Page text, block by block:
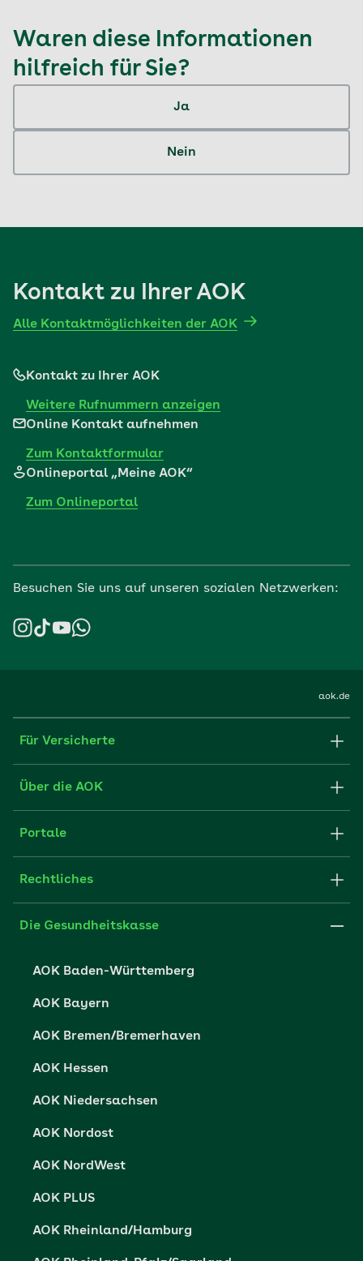
Waren diese Informationen
hilfreich für Sie?
Ja
Nein
Kontakt zu Ihrer AOK
Alle Kontaktmöglichkeiten der AOK
Kontakt zu Ihrer AOK
Weitere Rufnummern anzeigen
Online Kontakt aufnehmen
Zum Kontaktformular
Onlineportal „Meine AOK“
Zum Onlineportal
Besuchen Sie uns auf unseren sozialen Netzwerken:
aok.de
Für Versicherte
Formulare und Anträge
FAQ
Über die AOK
Struktur & Verwaltung
Partner der AOK
Portale
Fachportal für Arbeitgeber
Presse- und Politikportal
Vertriebspartner-Service
Rechtliches
Impressum
Die Gesundheitskasse
AOK Baden-Württemberg
AOK Bayern
AOK Bremen/Bremerhaven
AOK Hessen
AOK Niedersachsen
AOK Nordost
AOK NordWest
AOK PLUS
AOK Rheinland/Hamburg